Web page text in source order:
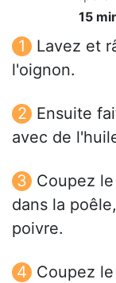
15
Lavez et
l'oignon.
Ensuite
avec de
Coupez
dans la
poivre.
Coupez